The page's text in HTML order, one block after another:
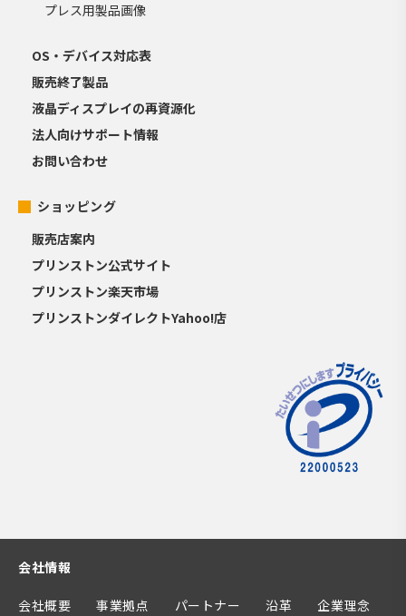
プレス用製品画像
OS・デバイス対応表
販売終了製品
液晶ディスプレイの再資源化
法人向けサポート情報
お問い合わせ
ショッピング
販売店案内
プリンストン公式サイト
プリンストン楽天市場
プリンストンダイレクトYahoo!店
会社情報
会社概要 事業拠点 パートナー 沿革 企業理念